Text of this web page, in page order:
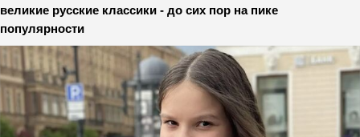
великие русские классики - до сих пор на пике
популярности